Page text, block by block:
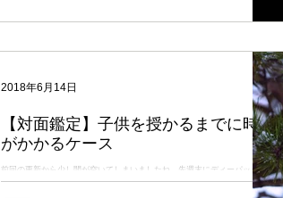
【対面鑑定】子供を授かるまでに時間
がかかるケース
前回の更新から少し間が空いてしまいましたね。先週末にディーパック・ビ
サリア先生をインドからお招きしての「BVB・JAPANセミナー」がおこな
われていたこともあり、僕のほうもバタバタしておりました。 ずっといち
2018年6月14日